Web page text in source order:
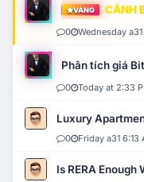
VÀNG CẢNH
0 Wednesday
Phân tích giá
0 Today at 2:33
Luxury
0 Friday a31 6:13
Is RERA